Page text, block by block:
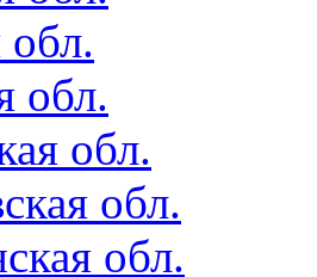
обл.
обл.
обл.
обл.
обл.